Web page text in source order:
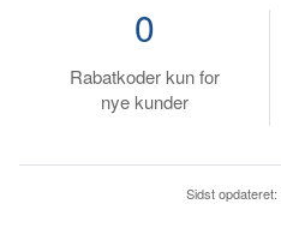
Rabatkoder kun for
nye kunder
0
Sidst opdateret: